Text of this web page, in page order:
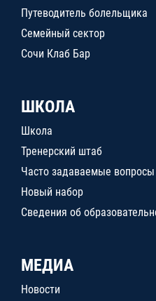
Путеводитель болельщика
Семейный сектор
Сочи Клаб Бар
ШКОЛА
Школа
Тренерский штаб
Часто задаваемые вопросы
Новый набор
Сведения об
МЕДИА
Новости